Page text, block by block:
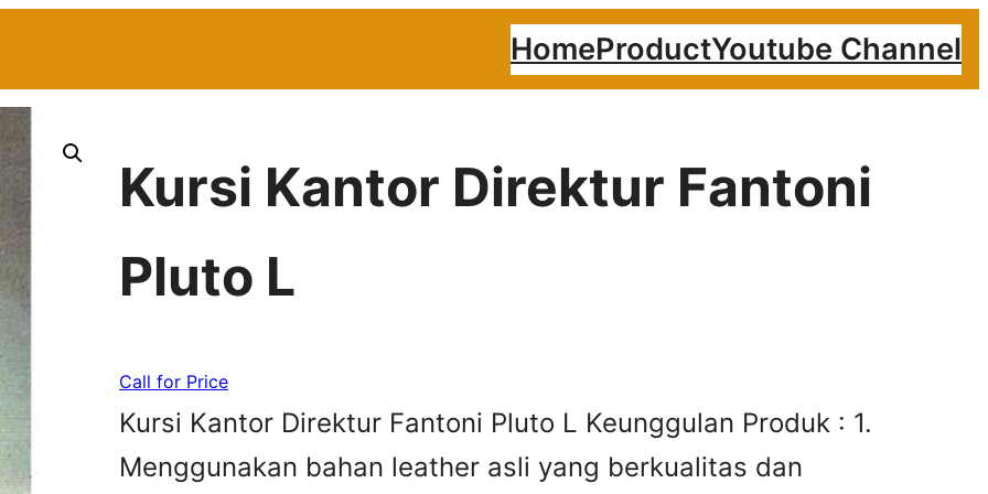
HomeProductYoutube Channel
Kursi Kantor Direktur Fantoni
Pluto L
Call for Price
Kursi Kantor Direktur Fantoni Pluto L Keunggulan Produk : 1.
Menggunakan bahan leather asli yang berkualitas dan